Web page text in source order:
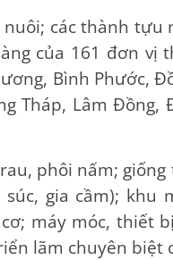
các thành tựu
của 161 đơn vị
Bình Phước,
Tháp, Lâm Đồng,
phôi nấm; giống
gia cầm); khu
máy móc, thiết
lãm chuyên biệt